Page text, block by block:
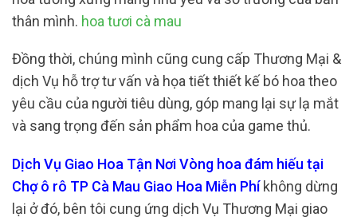
thân mình. hoa tươi cà mau
Đồng thời, chúng mình cũng cung cấp Thương Mại &
dịch Vụ hỗ trợ tư vấn và họa tiết thiết kế bó hoa theo
yêu cầu của người tiêu dùng, góp mang lại sự lạ mắt
và sang trọng đến sản phẩm hoa của game thủ.
Dịch Vụ Giao Hoa Tận Nơi Vòng hoa đám hiếu tại
Chợ ô rô TP Cà Mau Giao Hoa Miễn Phíkhông dừng
lại ở đó, bên tôi cung ứng dịch Vụ Thương Mại giao